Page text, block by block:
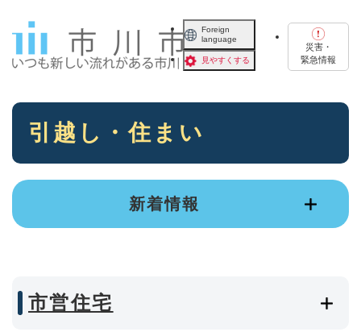
Foreign
language
見やすくする
災害・
緊急情報
本
引越し・住まい
新着情報
市営住宅